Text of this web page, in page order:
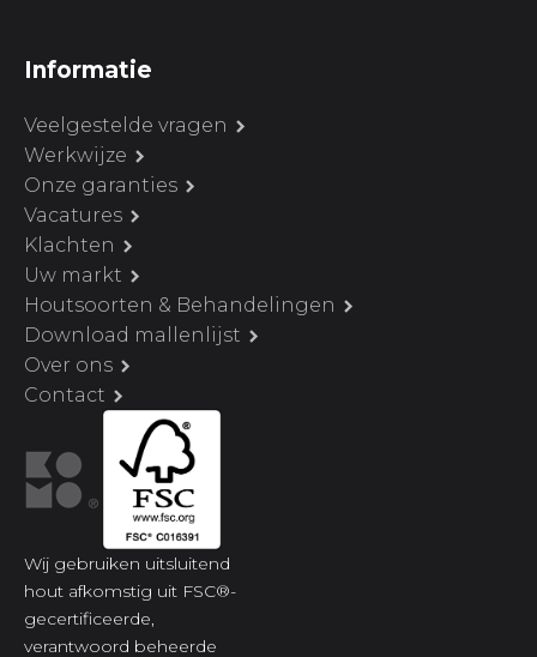
Informatie
Veelgestelde vragen
Werkwijze
Onze garanties
Vacatures
Klachten
Uw markt
Houtsoorten & Behandelingen
Download mallenlijst
Over ons
Contact
Wij gebruiken uitsluitend
hout afkomstig uit FSC®-
gecertificeerde,
verantwoord beheerde